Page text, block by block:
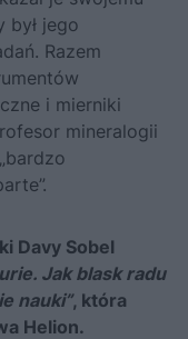
był jego
Razem
i mierniki
mineralogii
Davy Sobel
Jak blask radu
nauki”, która
Helion.